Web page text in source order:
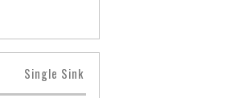
Single Sink